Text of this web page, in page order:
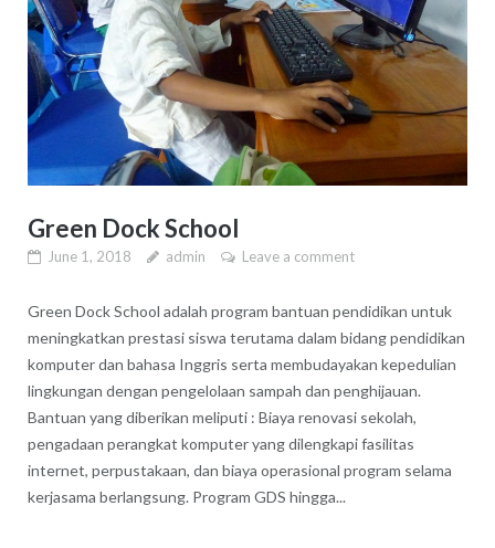
Green Dock School
June 1, 2018 admin Leave a comment
Green Dock School adalah program bantuan pendidikan untuk
meningkatkan prestasi siswa terutama dalam bidang pendidikan
komputer dan bahasa Inggris serta membudayakan kepedulian
lingkungan dengan pengelolaan sampah dan penghijauan.
Bantuan yang diberikan meliputi : Biaya renovasi sekolah,
pengadaan perangkat komputer yang dilengkapi fasilitas
internet, perpustakaan, dan biaya operasional program selama
kerjasama berlangsung. Program GDS hingga...